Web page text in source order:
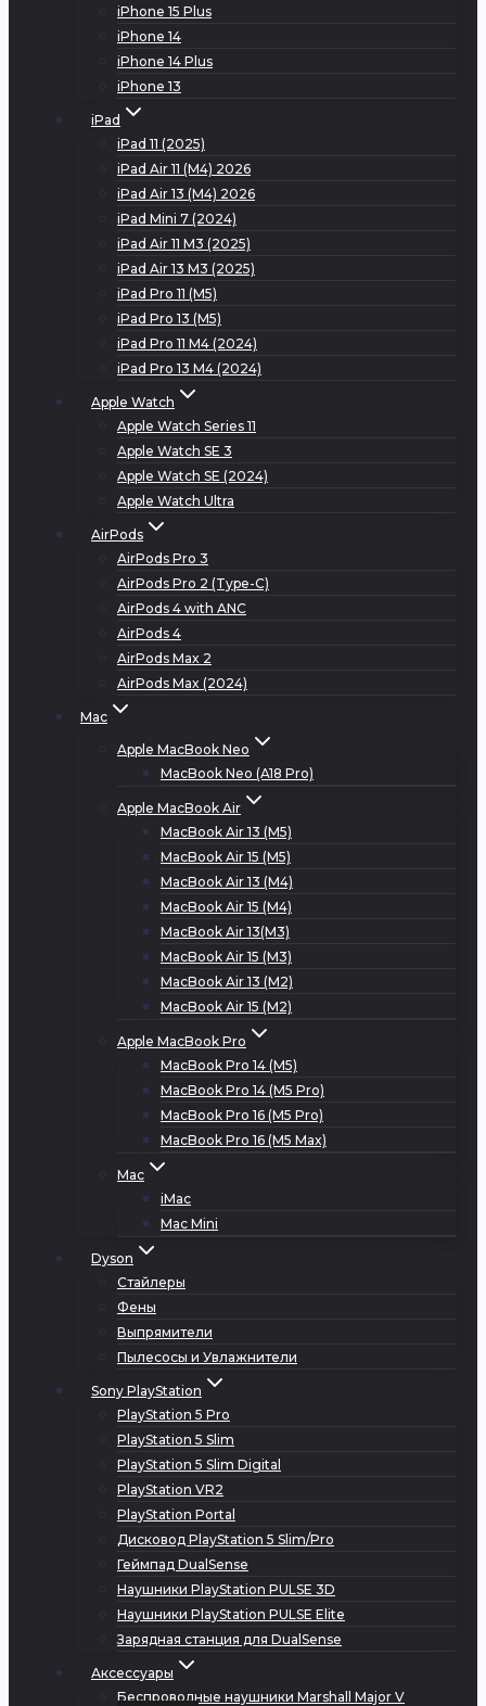
iPhone 15 Plus
iPhone 14
iPhone 14 Plus
iPhone 13
iPad
iPad 11 (2025)
iPad Air 11 (M4) 2026
iPad Air 13 (M4) 2026
iPad Mini 7 (2024)
iPad Air 11 M3 (2025)
iPad Air 13 M3 (2025)
iPad Pro 11 (M5)
iPad Pro 13 (M5)
iPad Pro 11 M4 (2024)
iPad Pro 13 M4 (2024)
Apple Watch
Apple Watch Series 11
Apple Watch SE 3
Apple Watch SE (2024)
Apple Watch Ultra
AirPods
AirPods Pro 3
AirPods Pro 2 (Type-C)
AirPods 4 with ANC
AirPods 4
AirPods Max 2
AirPods Max (2024)
Mac
Apple MacBook Neo
MacBook Neo (A18 Pro)
Apple MacBook Air
MacBook Air 13 (M5)
MacBook Air 15 (M5)
MacBook Air 13 (M4)
MacBook Air 15 (M4)
MacBook Air 13(M3)
MacBook Air 15 (M3)
MacBook Air 13 (M2)
MacBook Air 15 (M2)
Apple MacBook Pro
MacBook Pro 14 (M5)
MacBook Pro 14 (M5 Pro)
MacBook Pro 16 (M5 Pro)
MacBook Pro 16 (M5 Max)
Mac
iMac
Mac Mini
Dyson
Стайлеры
Фены
Выпрямители
Пылесосы и Увлажнители
Sony PlayStation
PlayStation 5 Pro
PlayStation 5 Slim
PlayStation 5 Slim Digital
PlayStation VR2
PlayStation Portal
Дисковод PlayStation 5 Slim/Pro
Геймпад DualSense
Наушники PlayStation PULSE 3D
Наушники PlayStation PULSE Elite
Зарядная станция для DualSense
Аксессуары
Беспроводные наушники Marshall Major V